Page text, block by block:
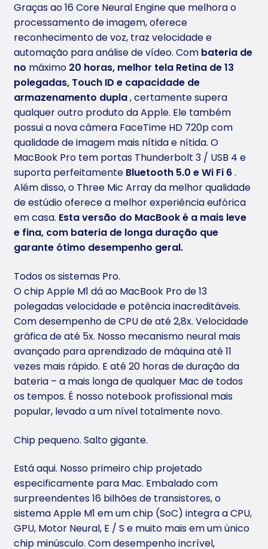
Graças ao 16 Core Neural Engine que melhora o
processamento de imagem, oferece
reconhecimento de voz, traz velocidade e
automação para análise de vídeo. Com bateria de
no máximo 20 horas, melhor tela Retina de 13
polegadas, Touch ID e capacidade de
armazenamento dupla, certamente supera
qualquer outro produto da Apple. Ele também
possui a nova câmera FaceTime HD 720p com
qualidade de imagem mais nítida e nítida. O
MacBook Pro tem portas Thunderbolt 3 / USB 4 e
suporta perfeitamente Bluetooth 5.0 e Wi Fi 6.
Além disso, o Three Mic Array da melhor qualidade
de estúdio oferece a melhor experiência eufórica
em casa. Esta versão do MacBook é a mais leve
e fina, com bateria de longa duração que
garante ótimo desempenho geral.
Todos os sistemas Pro.
O chip Apple M1 dá ao MacBook Pro de 13
polegadas velocidade e potência inacreditáveis.
Com desempenho de CPU de até 2,8x. Velocidade
gráfica de até 5x. Nosso mecanismo neural mais
avançado para aprendizado de máquina até 11
vezes mais rápido. E até 20 horas de duração da
bateria – a mais longa de qualquer Mac de todos
os tempos. É nosso notebook profissional mais
popular, levado a um nível totalmente novo.
Chip pequeno. Salto gigante.
Está aqui. Nosso primeiro chip projetado
especificamente para Mac. Embalado com
surpreendentes 16 bilhões de transistores, o
sistema Apple M1 em um chip (SoC) integra a CPU,
GPU, Motor Neural, E / S e muito mais em um único
chip minúsculo. Com desempenho incrível,